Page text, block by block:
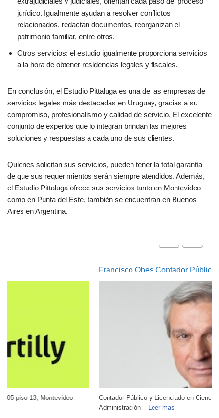
jurídico. Igualmente ayudan a resolver conflictos
relacionados, redactan documentos, reorganizan el
patrimonio familiar, entre otros.
Otros servicios: el estudio igualmente proporciona servicios
a la hora de obtener residencias legales y fiscales.
En conclusión, el Estudio Pittaluga es una de las empresas de
servicios legales más destacadas en Uruguay, gracias a su
compromiso, profesionalismo y calidad de servicio. El excelente
conjunto de expertos que lo integran brindan las mejores
soluciones y respuestas a cada uno de sus clientes.
Quienes solicitan sus servicios, pueden tener la total garantía
de que sus requerimientos serán siempre atendidos. Además,
el Estudio Pittaluga ofrece sus servicios tanto en Montevideo
como en Punta del Este, también se encuentran en Buenos
Aires en Argentina.
Francisco Obes Contador Público
Contador Público y Licenciado en Ciencias Económicas y